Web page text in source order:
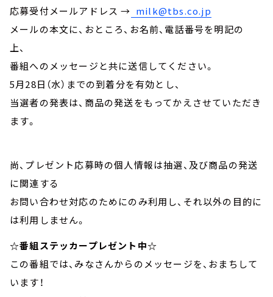
応募受付メールアドレス → milk@tbs.co.jp
メールの本文に、おところ、お名前、電話番号を明記の
上、
番組へのメッセージと共に送信してください。
5月28日（水）までの到着分を有効とし、
当選者の発表は、商品の発送をもってかえさせていただき
ます。
尚、プレゼント応募時の個人情報は抽選、及び商品の発送
に関連する
お問い合わせ対応のためにのみ利用し、それ以外の目的に
は利用しません。
☆番組ステッカープレゼント中☆
この番組では、みなさんからのメッセージを、おまちして
います！